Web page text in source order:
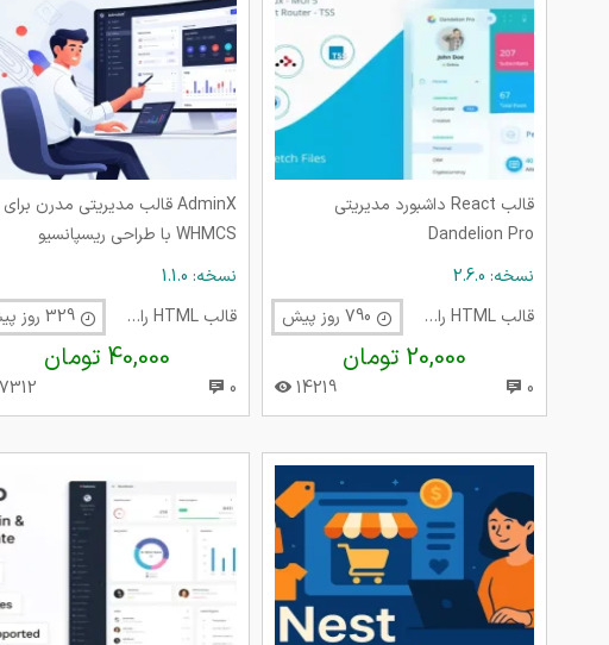
قالب React داشبورد مدیریتی
Dandelion Pro
نسخه: 2.6.0
قالب HTML راست چین
20,000 تومان
0
14219
AdminX قالب مدیریتی مدرن برای
WHMCS با طراحی ریسپانسیو
نسخه: 1.1.0
قالب HTML راست چین
40,000 تومان
0
7312